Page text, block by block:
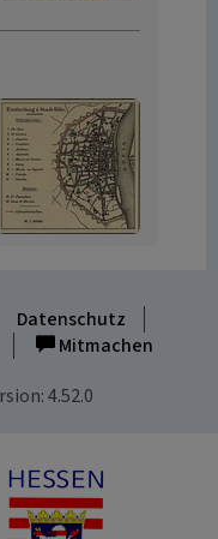
Datenschutz
Mitmachen
4.52.0